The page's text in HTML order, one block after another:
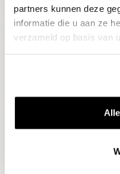
partners kunnen deze
informatie die u aan ze
verzameld op basis van